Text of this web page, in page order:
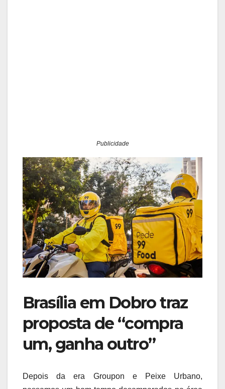
Publicidade
Brasília em Dobro traz
proposta de “compra
um, ganha outro”
Depois da era Groupon e Peixe Urbano,